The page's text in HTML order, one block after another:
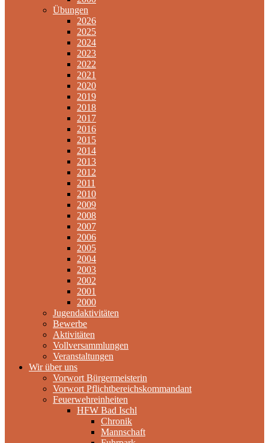
Übungen
2026
2025
2024
2023
2022
2021
2020
2019
2018
2017
2016
2015
2014
2013
2012
2011
2010
2009
2008
2007
2006
2005
2004
2003
2002
2001
2000
Jugendaktivitäten
Bewerbe
Aktivitäten
Vollversammlungen
Veranstaltungen
Wir über uns
Vorwort Bürgermeisterin
Vorwort Pflichtbereichskommandant
Feuerwehreinheiten
HFW Bad Ischl
Chronik
Mannschaft